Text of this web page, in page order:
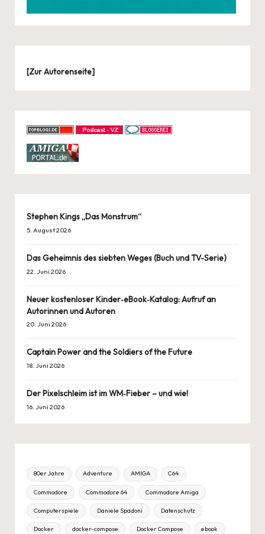
[Zur Autorenseite]
Stephen Kings „Das Monstrum“
5. August 2026
Das Geheimnis des siebten Weges (Buch und TV-Serie)
22. Juni 2026
Neuer kostenloser Kinder‑eBook‑Katalog: Aufruf an
Autorinnen und Autoren
20. Juni 2026
Captain Power and the Soldiers of the Future
18. Juni 2026
Der Pixelschleim ist im WM‑Fieber – und wie!
16. Juni 2026
80er Jahre Adventure AMIGA C64
Commodore Commodore 64 Commodore Amiga
Computerspiele Daniele Spadoni Datenschutz
Docker docker-compose Docker Compose ebook